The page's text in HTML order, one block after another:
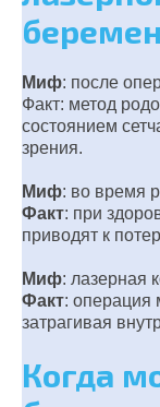
Миф: после
Факт: метод
состоянием
зрения.
Миф: во время
Факт: при
приводят к
Миф: лазерная
Факт: операция
затрагивая
Когда